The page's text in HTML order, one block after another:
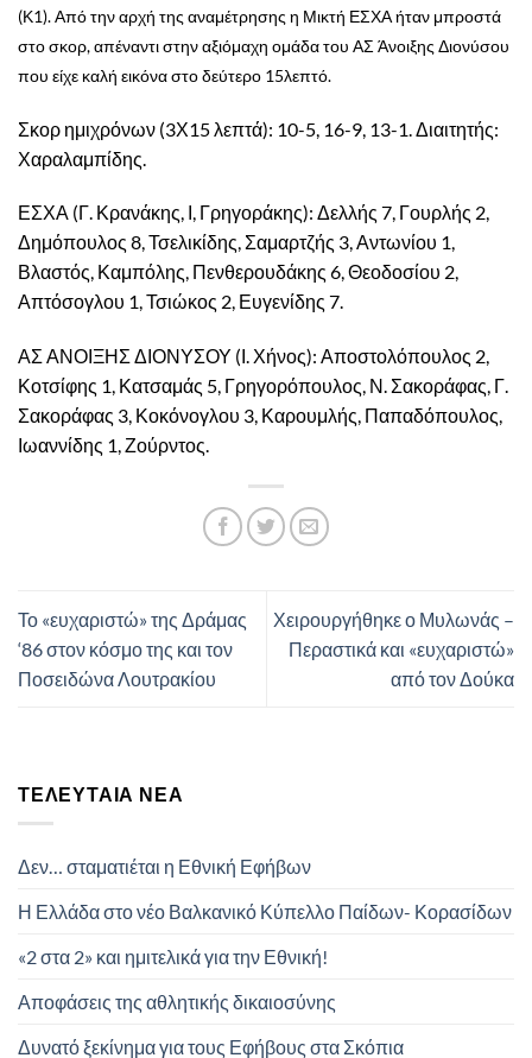
(Κ1). Από την αρχή της αναμέτρησης η Μικτή ΕΣΧΑ ήταν μπροστά
στο σκορ, απέναντι στην αξιόμαχη ομάδα του ΑΣ Άνοιξης Διονύσου
που είχε καλή εικόνα στο δεύτερο 15λεπτό.
Σκορ ημιχρόνων (3Χ15 λεπτά): 10-5, 16-9, 13-1. Διαιτητής:
Χαραλαμπίδης.
ΕΣΧΑ (Γ. Κρανάκης, Ι, Γρηγοράκης): Δελλής 7, Γουρλής 2,
Δημόπουλος 8, Τσελικίδης, Σαμαρτζής 3, Αντωνίου 1,
Βλαστός, Καμπόλης, Πενθερουδάκης 6, Θεοδοσίου 2,
Απτόσογλου 1, Τσιώκος 2, Ευγενίδης 7.
ΑΣ ΑΝΟΙΞΗΣ ΔΙΟΝΥΣΟΥ (Ι. Χήνος): Αποστολόπουλος 2,
Κοτσίφης 1, Κατσαμάς 5, Γρηγορόπουλος, Ν. Σακοράφας, Γ.
Σακοράφας 3, Κοκόνογλου 3, Καρουμλής, Παπαδόπουλος,
Ιωαννίδης 1, Ζούρντος.
Το «ευχαριστώ» της Δράμας
‘86 στον κόσμο της και τον
Ποσειδώνα Λουτρακίου
Χειρουργήθηκε ο Μυλωνάς –
Περαστικά και «ευχαριστώ»
από τον Δούκα
ΤΕΛΕΥΤΑΊΑ ΝΈΑ
Δεν… σταματιέται η Εθνική Εφήβων
Η Ελλάδα στο νέο Βαλκανικό Κύπελλο Παίδων- Κορασίδων
«2 στα 2» και ημιτελικά για την Εθνική!
Αποφάσεις της αθλητικής δικαιοσύνης
Δυνατό ξεκίνημα για τους Εφήβους στα Σκόπια